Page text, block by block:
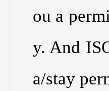
ou a
y. And
a/stay